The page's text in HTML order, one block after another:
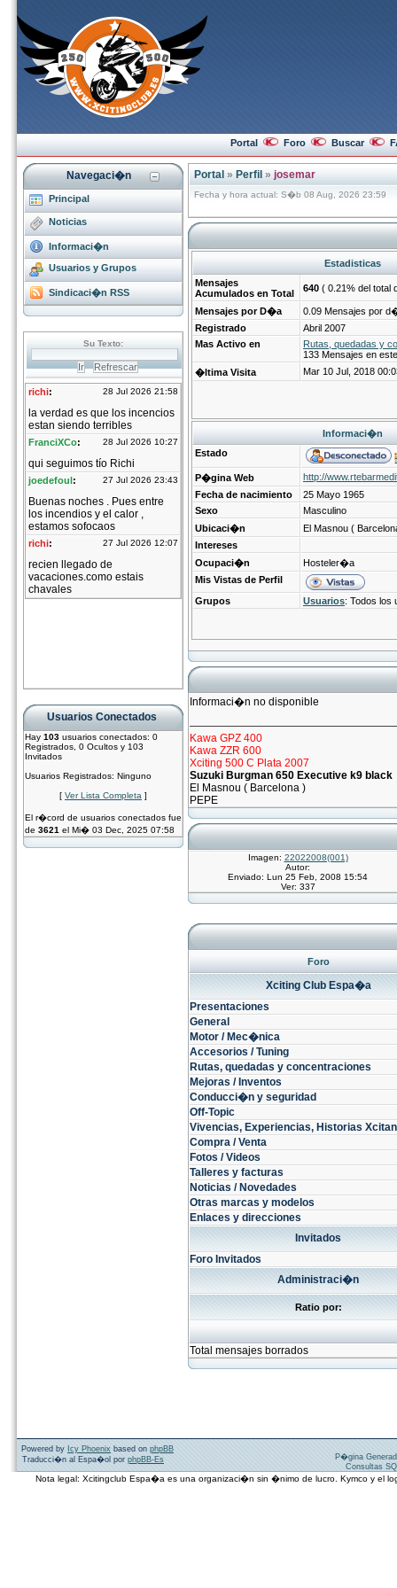
Portal Foro Buscar
Navegaci�n
Principal
Noticias
Informaci�n
Usuarios y Grupos
Sindicaci�n RSS
Usuarios Conectados
Hay 103 usuarios conectados: 0
Registrados, 0 Ocultos y 103
Invitados
Usuarios Registrados: Ninguno
[ Ver Lista Completa ]
El r�cord de usuarios conectados fue
de 3621 el Mi� 03 Dec, 2025 07:58
Portal » Perfil » josemar
Fecha y hora actual: S�b 08 Aug, 2026 23:59
Estadisticas
Mensajes
Acumulados en Total
640 ( 0.21% del total
Mensajes por D�a
0.09 Mensajes por
Registrado
Abril 2007
Mas Activo en
Rutas, quedadas y
133 Mensajes en
�ltima Visita
Mar 10 Jul, 2018
Informaci�n
Estado
P�gina Web
http://
Fecha de nacimiento
25 Mayo 1965
Sexo
Masculino
Ubicaci�n
El Masnou (
Intereses
Ocupaci�n
Hosteler�a
Mis Vistas de Perfil
Grupos
Usuarios: Todos los
Informaci�n no disponible
Kawa GPZ 400
Kawa ZZR 600
Xciting 500 C Plata 2007
Suzuki Burgman 650 Executive k9 black
El Masnou ( Barcelona )
PEPE
Imagen: 22022008(001)
Autor:
Enviado: Lun 25 Feb, 2008 15:54
Ver: 337
Foro
Xciting Club Espa�a
Presentaciones
General
Motor / Mec�nica
Accesorios / Tuning
Rutas, quedadas y concentraciones
Mejoras / Inventos
Conducci�n y seguridad
Off-Topic
Vivencias, Experiencias, Historias
Compra / Venta
Fotos / Videos
Talleres y facturas
Noticias / Novedades
Otras marcas y modelos
Enlaces y direcciones
Invitados
Foro Invitados
Administraci�n
Ratio por:
Total mensajes borrados
Powered by Icy Phoenix based on phpBB
Traducci�n al Espa�ol por phpBB-Es
P�gina
Consultas
Nota legal: Xcitingclub Espa�a es una organizaci�n sin �nimo de lucro. Kymco y el